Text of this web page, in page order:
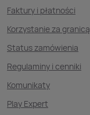
Faktury i płatności
Korzystanie za granicą
Status zamówienia
Regulaminy i cenniki
Komunikaty
Play Expert